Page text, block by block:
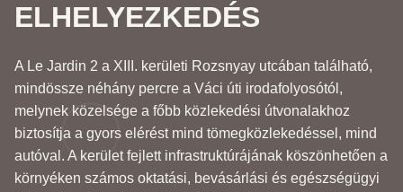
ELHELYEZKEDÉS
A Le Jardin 2 a XIII. kerületi Rozsnyay utcában található,
mindössze néhány percre a Váci úti irodafolyosótól,
melynek közelsége a főbb közlekedési útvonalakhoz
biztosítja a gyors elérést mind tömegközlekedéssel, mind
autóval. A kerület fejlett infrastruktúrájának köszönhetően a
környéken számos oktatási, bevásárlási és egészségügyi